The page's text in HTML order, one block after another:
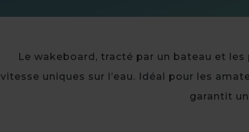
Le wakeboard, tracté par un bateau et
vitesse uniques sur l’eau. Idéal pour les
garantit